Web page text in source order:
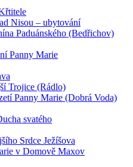
Nisou – ubytování
Paduánského (Bedřichov)
Panny Marie
Trojice (Rádlo)
Panny Marie (Dobrá Voda)
svatého
Srdce Ježíšova
v Domově Maxov